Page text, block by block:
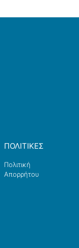
ΠΟΛΙΤΙΚΕΣ
Πολιτική
Απορρήτου